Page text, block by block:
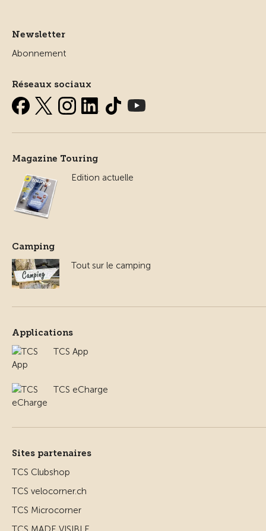
Newsletter
Abonnement
Réseaux sociaux
Magazine Touring
Edition actuelle
Camping
Tout sur le camping
Applications
TCS App
TCS eCharge
Sites partenaires
TCS Clubshop
TCS velocorner.ch
TCS Microcorner